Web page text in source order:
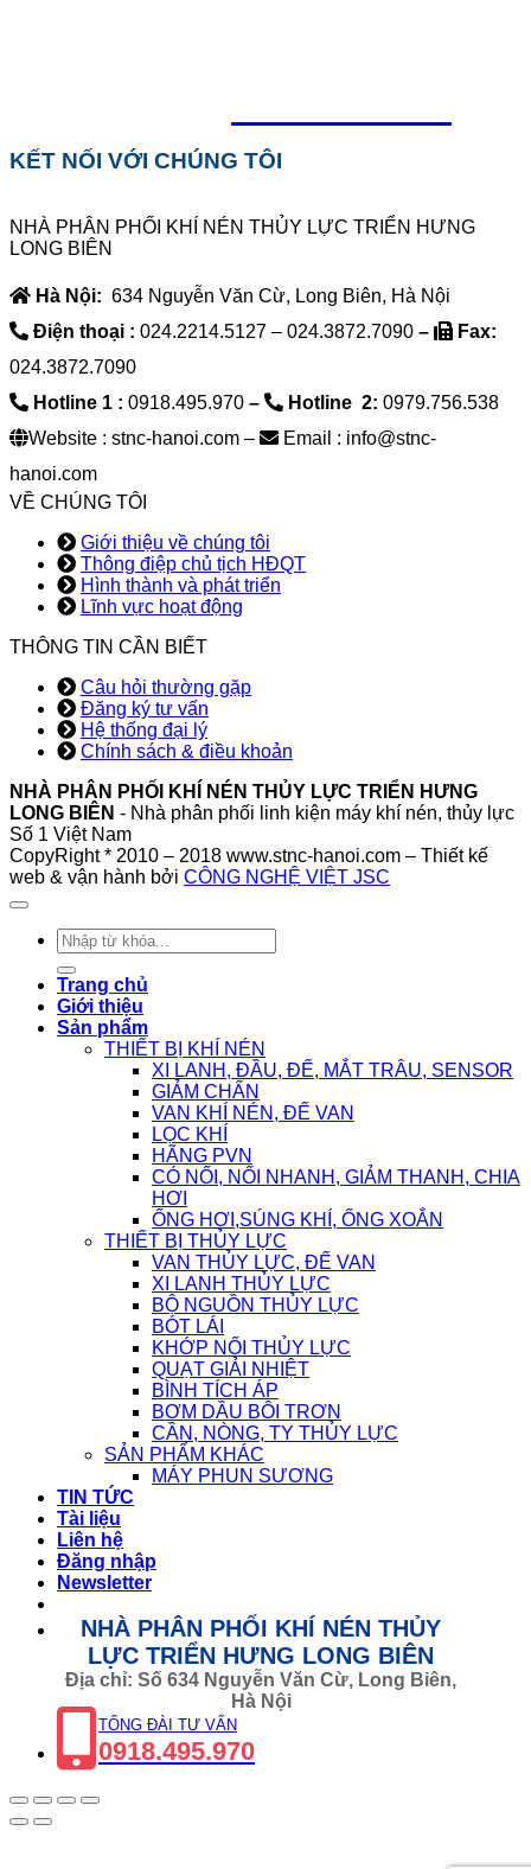
KẾT NỐI VỚI CHÚNG TÔI
NHÀ PHÂN PHỐI KHÍ NÉN THỦY LỰC TRIỂN HƯNG
LONG BIÊN
Hà Nội: 634 Nguyễn Văn Cừ, Long Biên, Hà Nội
Điện thoại : 024.2214.5127 – 024.3872.7090 –
Fax:
024.3872.7090
Hotline 1 : 0918.495.970 – Hotline 2: 0979.756.538
Website : stnc-hanoi.com –
Email : info@stnc-
hanoi.com
VỀ CHÚNG TÔI
Giới thiệu về chúng tôi
Thông điệp chủ tịch HĐQT
Hình thành và phát triển
Lĩnh vực hoạt động
THÔNG TIN CẦN BIẾT
Câu hỏi thường gặp
Đăng ký tư vấn
Hệ thống đại lý
Chính sách & điều khoản
NHÀ PHÂN PHỐI KHÍ NÉN THỦY LỰC TRIỂN HƯNG
LONG BIÊN - Nhà phân phối linh kiện máy khí nén, thủy lực
Số 1 Việt Nam
CopyRight * 2010 – 2018 www.stnc-hanoi.com – Thiết kế
web & vận hành bởi CÔNG NGHỆ VIỆT JSC
Tìm
kiếm:
Trang chủ
Giới thiệu
Sản phẩm
THIẾT BỊ KHÍ NÉN
XI LANH, ĐẦU, ĐẾ, MẮT TRÂU, SENSOR
GIẢM CHẤN
VAN KHÍ NÉN, ĐẾ VAN
LỌC KHÍ
HÃNG PVN
CÓ NỐI, NỐI NHANH, GIẢM THANH, CHIA
HƠI
ỐNG HƠI,SÚNG KHÍ, ỐNG XOẮN
THIẾT BỊ THỦY LỰC
VAN THỦY LỰC, ĐẾ VAN
XI LANH THỦY LỰC
BỘ NGUỒN THỦY LỰC
BÓT LÁI
KHỚP NỐI THỦY LỰC
QUẠT GIẢI NHIỆT
BÌNH TÍCH ÁP
BƠM DẦU BÔI TRƠN
CẦN, NÒNG, TY THỦY LỰC
SẢN PHẨM KHÁC
MÁY PHUN SƯƠNG
TIN TỨC
Tài liệu
Liên hệ
Đăng nhập
Newsletter
NHÀ PHÂN PHỐI KHÍ NÉN THỦY
LỰC TRIỂN HƯNG LONG BIÊN
Địa chỉ: Số 634 Nguyễn Văn Cừ, Long Biên,
Hà Nội
TỔNG ĐÀI TƯ VẤN
0918.495.970